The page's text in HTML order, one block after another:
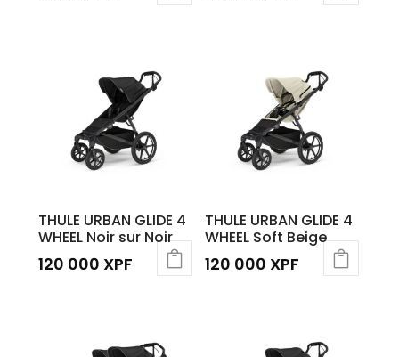
THULE URBAN GLIDE 4
WHEEL Noir sur Noir
120 000 XPF
THULE URBAN GLIDE 4
WHEEL Soft Beige
120 000 XPF